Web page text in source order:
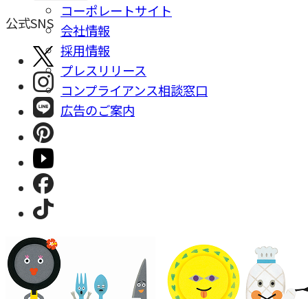
コーポレートサイト
会社情報
採⽤情報
プレスリリース
コンプライアンス相談窓⼝
広告のご案内
公式SNS